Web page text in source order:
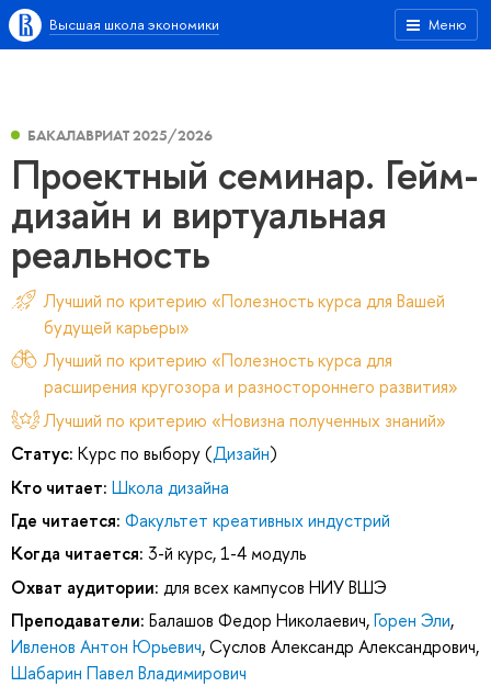
Меню
Высшая школа экономики
БАКАЛАВРИАТ 2025/2026
Проектный семинар. Гейм-
дизайн и виртуальная
реальность
Лучший по критерию «Полезность курса для Вашей
будущей карьеры»
Лучший по критерию «Полезность курса для
расширения кругозора и разностороннего развития»
Лучший по критерию «Новизна полученных знаний»
Статус: Курс по выбору (Дизайн)
Кто читает: Школа дизайна
Где читается: Факультет креативных индустрий
Когда читается: 3-й курс, 1-4 модуль
Охват аудитории: для всех кампусов НИУ ВШЭ
Преподаватели: Балашов Федор Николаевич,Горен Эли,
Ивленов Антон Юрьевич,Суслов Александр Александрович,
Шабарин Павел Владимирович